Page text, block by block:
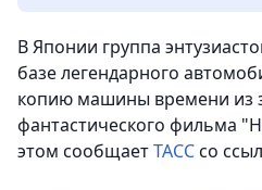
В Японии группа
базе легендарного
копию машины времени из
фантастического фильма
этом сообщаетТАССсо